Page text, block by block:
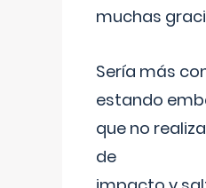
muchas
Sería más
estando
que no
de